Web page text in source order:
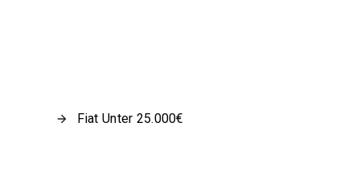
Fiat Unter 25.000€